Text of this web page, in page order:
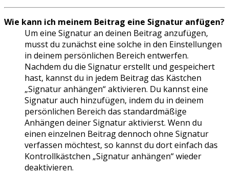
Wie kann ich meinem Beitrag eine Signatur anfügen?
Um eine Signatur an deinen Beitrag anzufügen,
musst du zunächst eine solche in den Einstellungen
in deinem persönlichen Bereich entwerfen.
Nachdem du die Signatur erstellt und gespeichert
hast, kannst du in jedem Beitrag das Kästchen
„Signatur anhängen“ aktivieren. Du kannst eine
Signatur auch hinzufügen, indem du in deinem
persönlichen Bereich das standardmäßige
Anhängen deiner Signatur aktivierst. Wenn du
einen einzelnen Beitrag dennoch ohne Signatur
verfassen möchtest, so kannst du dort einfach das
Kontrollkästchen „Signatur anhängen“ wieder
deaktivieren.